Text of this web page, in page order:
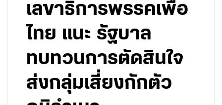
เลขาธิการพรรคเพื่อ
ไทย แนะ รัฐบาล
ทบทวนการตัดสินใจ
ส่งกลุ่มเสี่ยงกักตัว